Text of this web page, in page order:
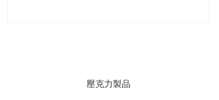
壓克力製品